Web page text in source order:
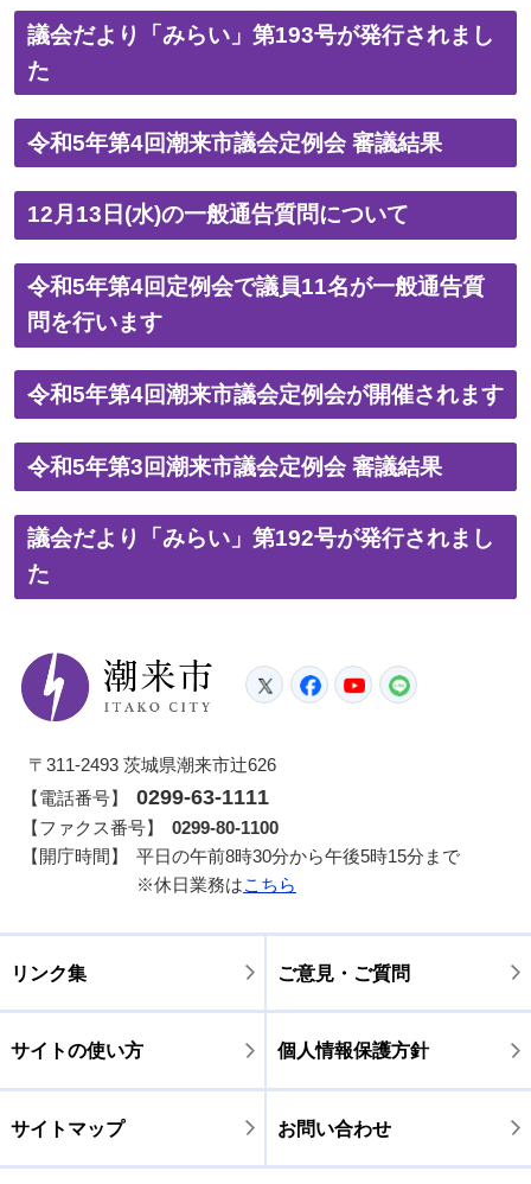
議会だより「みらい」第193号が発行されまし
た
令和5年第4回潮来市議会定例会 審議結果
12月13日(水)の一般通告質問について
令和5年第4回定例会で議員11名が一般通告質
問を行います
令和5年第4回潮来市議会定例会が開催されます
令和5年第3回潮来市議会定例会 審議結果
議会だより「みらい」第192号が発行されまし
た
潮来市
TwitterFacebook
YouTube
〒311-2493 茨城県潮来市辻626
【電話番号】
0299-63-1111
【ファクス番号】
0299-80-1100
【開庁時間】
平日の午前8時30分から午後5時15分まで
※休日業務はこちら
リンク集 ご意見・ご質問
サイトの使い方 個人情報保護方針
サイトマップ お問い合わせ